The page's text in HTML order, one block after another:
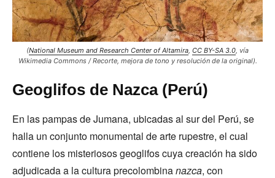
(National Museum and Research Center of Altamira, CC BY-SA 3.0, vía
Wikimedia Commons / Recorte, mejora de tono y resolución de la original).
Geoglifos de Nazca (Perú)
En las pampas de Jumana, ubicadas al sur del Perú, se
halla un conjunto monumental de arte rupestre, el cual
contiene los misteriosos geoglifos cuya creación ha sido
adjudicada a la cultura precolombinanazca, con